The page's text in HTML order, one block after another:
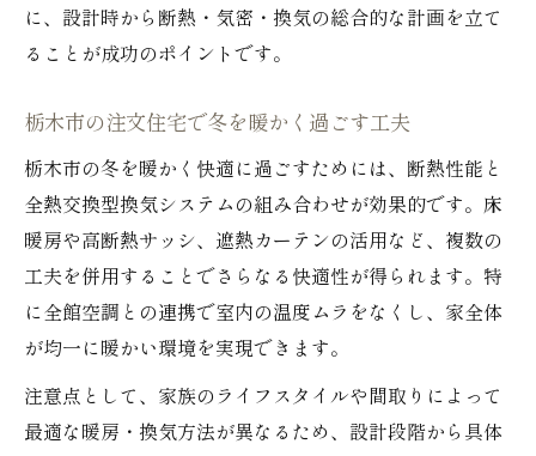
に、設計時から断熱・気密・換気の総合的な計画を立て
ることが成功のポイントです。
栃木市の注文住宅で冬を暖かく過ごす工夫
栃木市の冬を暖かく快適に過ごすためには、断熱性能と
全熱交換型換気システムの組み合わせが効果的です。床
暖房や高断熱サッシ、遮熱カーテンの活用など、複数の
工夫を併用することでさらなる快適性が得られます。特
に全館空調との連携で室内の温度ムラをなくし、家全体
が均一に暖かい環境を実現できます。
注意点として、家族のライフスタイルや間取りによって
最適な暖房・換気方法が異なるため、設計段階から具体